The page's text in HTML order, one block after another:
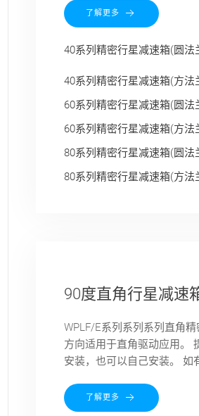
了解更多
40系列精密行星减速箱(圆法
40系列精密行星减速箱(方法
60系列精密行星减速箱(圆法
60系列精密行星减速箱(方法
80系列精密行星减速箱(圆法
80系列精密行星减速箱(方法
90度直角行星减速
WPLF/E系列系列系列直角
方向适用于直角驱动应用。
安装，也可以自己安装。 如
了解更多